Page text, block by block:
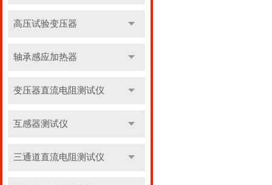
高压试验变压器
轴承感应加热器
变压器直流电阻测试仪
互感器测试仪
三通道直流电阻测试仪